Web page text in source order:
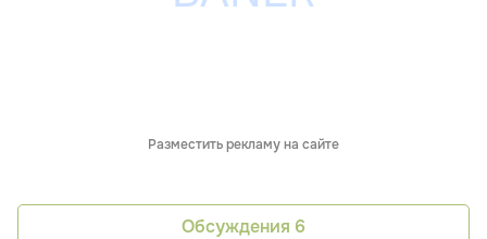
Разместить рекламу на сайте
Обсуждения 6